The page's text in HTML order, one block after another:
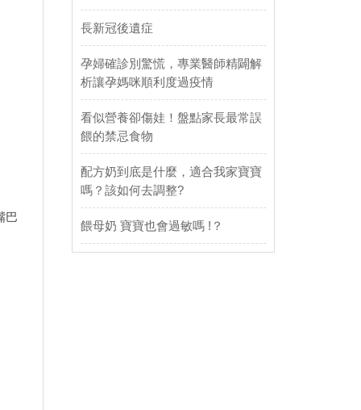
巴
長新冠後遺症
孕婦確診別驚慌，專業醫師精闢解
析讓孕媽咪順利度過疫情
看似營養卻傷娃！盤點家長最常誤
餵的禁忌食物
配方奶到底是什麼，適合我家寶寶
嗎？該如何去調整?
餵母奶 寶寶也會過敏嗎 !？